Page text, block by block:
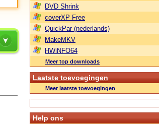
DVD Shrink
coverXP Free
QuickPar (nederlands)
MakeMKV
HWiNFO64
Meer top downloads
Laatste toevoegingen
Meer laatste toevoegingen
Help ons